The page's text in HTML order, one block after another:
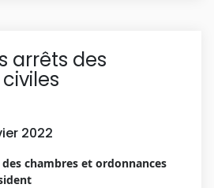
arrêts des
2022
chambres et ordonnances